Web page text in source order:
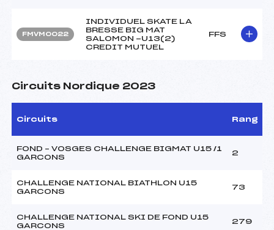
FMVM0022
INDIVIDUEL SKATE LA
BRESSE BIG MAT
SALOMON -U13(2)
CREDIT MUTUEL
FFS
Circuits Nordique 2023
Circuits Rang
FOND – VOSGES CHALLENGE BIGMAT U15 /1
GARCONS
2
CHALLENGE NATIONAL BIATHLON U15
GARCONS
73
CHALLENGE NATIONAL SKI DE FOND U15
GARCONS
279